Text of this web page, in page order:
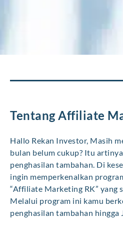
Tentang Affiliate
Hallo Rekan Investor, Masih
bulan belum cukup? Itu
penghasilan tambahan. Di
ingin memperkenalkan
“Affiliate Marketing RK” yang
Melalui program ini kamu
penghasilan tambahan hingga